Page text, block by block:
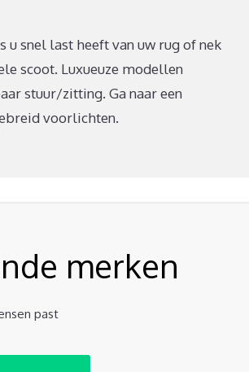
u snel last heeft van uw rug of nek
scoot. Luxueuze modellen
stuur/zitting. Ga naar een
voorlichten.
merken
past